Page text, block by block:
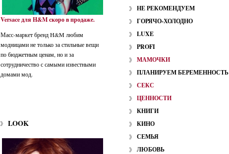
Versace для H&M скоро в продаже.
Масс-маркет бренд H&M любим
модницами не только за стильные вещи
по бюджетным ценам, но и за
сотрудничество с самыми известными
домами мод.
LOOK
НЕ РЕКОМЕНДУЕМ
ГОРЯЧО-ХОЛОДНО
LUXE
PROFI
МАМОЧКИ
ПЛАНИРУЕМ БЕРЕМЕННОСТЬ
СЕКС
ЦЕННОСТИ
КНИГИ
КИНО
СЕМЬЯ
ЛЮБОВЬ